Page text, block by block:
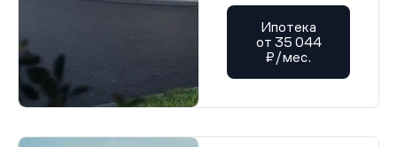
Ипотека
от 35 044
₽/мес.